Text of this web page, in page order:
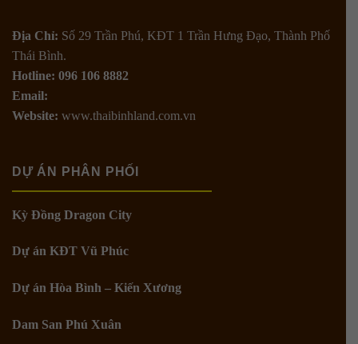
Địa Chỉ: Số 29 Trần Phú, KĐT 1 Trần Hưng Đạo, Thành Phố
Thái Bình.
Hotline: 096 106 8882
Email:
Website: www.thaibinhland.com.vn
DỰ ÁN PHÂN PHỐI
Kỳ Đồng Dragon City
Dự án KĐT Vũ Phúc
Dự án Hòa Bình – Kiến Xương
Dam San Phú Xuân